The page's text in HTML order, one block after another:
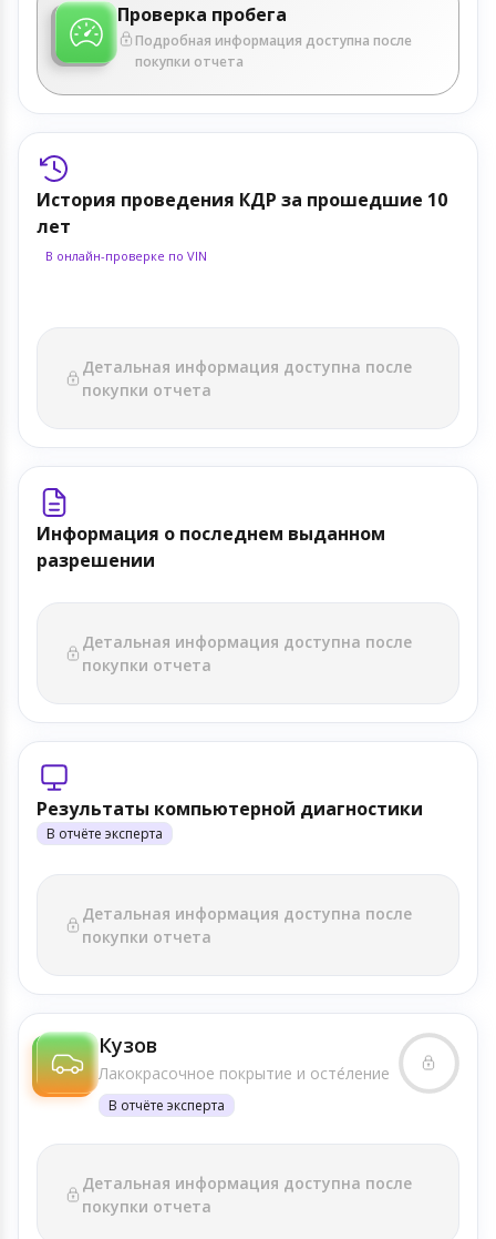
Проверка пробега
Подробная информация доступна после
покупки отчета
История проведения КДР за прошедшие 10
лет
В онлайн-проверке по VIN
Детальная информация доступна после
покупки отчета
Информация о последнем выданном
разрешении
Детальная информация доступна после
покупки отчета
Результаты компьютерной диагностики
В отчёте эксперта
Детальная информация доступна после
покупки отчета
Кузов
Лакокрасочное покрытие и осте́ление
В отчёте эксперта
Детальная информация доступна после
покупки отчета